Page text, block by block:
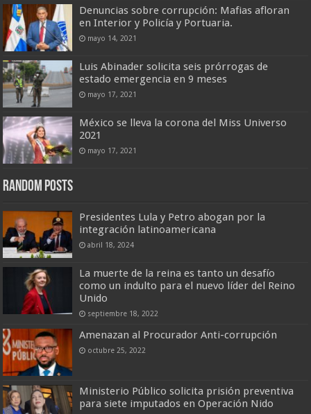
Denuncias sobre corrupción: Mafias afloran
en Interior y Policía y Portuaria.
mayo 14, 2021
Luis Abinader solicita seis prórrogas de
estado emergencia en 9 meses
mayo 17, 2021
México se lleva la corona del Miss Universo
2021
mayo 17, 2021
Random Posts
Presidentes Lula y Petro abogan por la
integración latinoamericana
abril 18, 2024
La muerte de la reina es tanto un desafío
como un indulto para el nuevo líder del Reino
Unido
septiembre 18, 2022
Amenazan al Procurador Anti-corrupción
octubre 25, 2022
Ministerio Público solicita prisión preventiva
para siete imputados en Operación Nido